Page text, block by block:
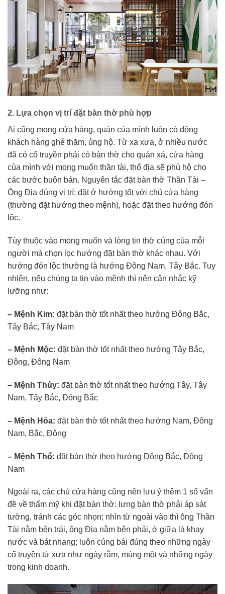
2. Lựa chọn vị trí đặt bàn thờ phù hợp
Ai cũng mong cửa hàng, quán của mình luôn có đông
khách hàng ghé thăm, ủng hộ. Từ xa xưa, ở nhiều nước
đã có cổ truyền phải có bàn thờ cho quán xá, cửa hàng
của mình với mong muốn thần tài, thổ địa sẽ phù hộ cho
các bước buôn bán. Nguyên tắc đặt bàn thờ Thần Tài –
Ông Địa đúng vị trí: đặt ở hướng tốt với chủ cửa hàng
(thường đặt hướng theo mệnh), hoặc đặt theo hướng đón
lộc.
Tùy thuộc vào mong muốn và lòng tin thờ cúng của mỗi
người mà chọn lọc hướng đặt bàn thờ khác nhau. Với
hướng đón lộc thường là hướng Đông Nam, Tây Bắc. Tuy
nhiên, nếu chúng ta tin vào mệnh thì nên cân nhắc kỹ
lưỡng như:
– Mệnh Kim: đặt bàn thờ tốt nhất theo hướng Đông Bắc,
Tây Bắc, Tây Nam
– Mệnh Mộc: đặt bàn thờ tốt nhất theo hướng Tây Bắc,
Đông, Đông Nam
– Mệnh Thủy: đặt bàn thờ tốt nhất theo hướng Tây, Tây
Nam, Tây Bắc, Đông Bắc
– Mệnh Hỏa: đặt bàn thờ tốt nhất theo hướng Nam, Đông
Nam, Bắc, Đông
– Mệnh Thổ: đặt bàn thờ theo hướng Đông Bắc, Đông
Nam
Ngoài ra, các chủ cửa hàng cũng nên lưu ý thêm 1 số vấn
đề về thẩm mỹ khi đặt bàn thờ: lưng bàn thờ phải áp sát
tường, tránh các góc nhọn; nhìn từ ngoài vào thì ông Thần
Tài nằm bên trái, ông Địa nằm bên phải, ở giữa là khay
nước và bát nhang; luôn cúng bái đúng theo những ngày
cổ truyền từ xưa như ngày rằm, mùng một và những ngày
trong kinh doanh.